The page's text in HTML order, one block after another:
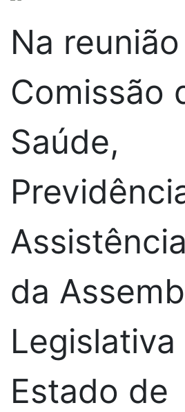
Na
Comissão
Saúde,
da
Legislativa
Estado de